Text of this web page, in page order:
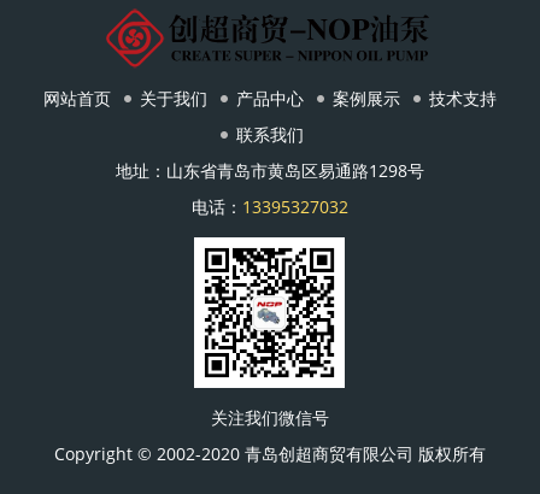
网站首页 关于我们 产品中心 案例展示
技术支持
联系我们
地址：山东省青岛市黄岛区易通路1298号
电话： 13395327032
关注我们微信号
Copyright © 2002-2020 青岛创超商贸有限公司 版权所有